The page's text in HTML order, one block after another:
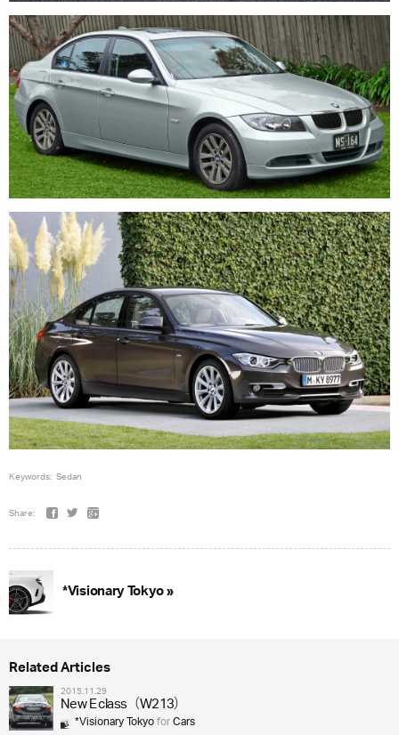
Keywords: Sedan
Share:
*Visionary Tokyo »
Related Articles
2015.11.29
New E class（W213）
*Visionary TokyoforCars